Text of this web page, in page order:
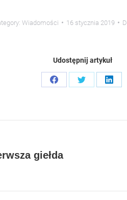
Wiadomości 16 stycznia 2019
Udostępnij artykuł
Share
Share
Share
giełda